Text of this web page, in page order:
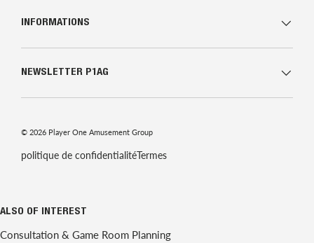
INFORMATIONS
NEWSLETTER P1AG
© 2026 Player One Amusement Group
politique de confidentialitéTermes
ALSO OF INTEREST
Consultation & Game Room Planning